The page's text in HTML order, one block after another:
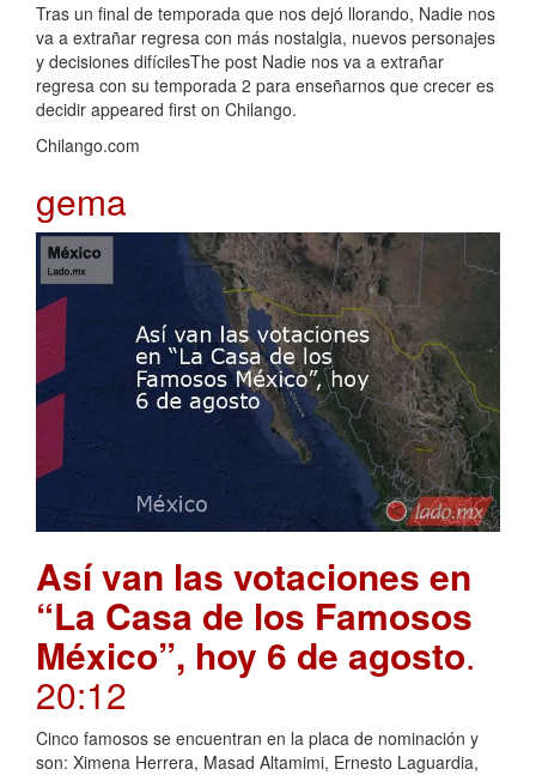
Tras un final de temporada que nos dejó llorando, Nadie nos
va a extrañar regresa con más nostalgia, nuevos personajes
y decisiones difícilesThe post Nadie nos va a extrañar
regresa con su temporada 2 para enseñarnos que crecer es
decidir appeared first on Chilango.
Chilango.com
gema
Así van las votaciones en
“La Casa de los Famosos
México”, hoy 6 de agosto.
20:12
Cinco famosos se encuentran en la placa de nominación y
son: Ximena Herrera, Masad Altamimi, Ernesto Laguardia,